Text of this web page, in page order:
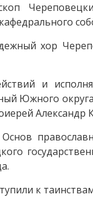
хор
и
Южного
Александр
Основ
к